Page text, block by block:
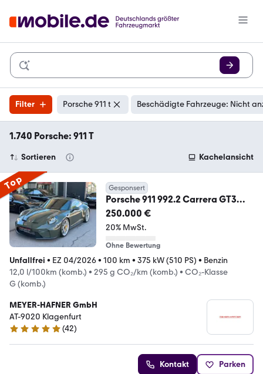
Filter Porsche 911 t Beschädigte Fahrzeuge: Nicht
1.740 Porsche: 911 T
Sortieren Kachelansicht
Top Gesponsert
Porsche 911 992.2 Carrera GT3
Touring PDK
250.000 €
20% MwSt.
Ohne Bewertung
Unfallfrei • EZ 04/2026• 100 km • 375 kW (510 PS) • Benzin
12,0 l/100km (komb.) • 295 g CO₂/km (komb.) • CO₂-Klasse
G (komb.)
MEYER-HAFNER GmbH
AT-9020 Klagenfurt
4.9 Sterne
(42)
Kontakt Parken